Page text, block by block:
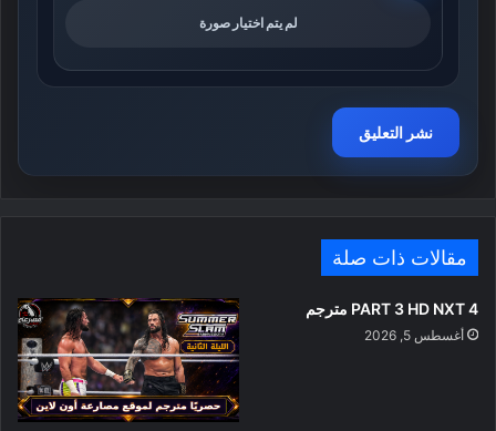
لم يتم اختيار صورة
مقالات ذات صلة
PART 3 HD NXT 4 مترجم
أغسطس 5, 2026